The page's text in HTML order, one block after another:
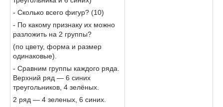
- Сколько всего фигур? (10)
- По какому признаку их можно
разложить на 2 группы?
(по цвету, форма и размер
одинаковые).
- Сравним группы каждого ряда.
Верхний ряд — 6 синих
треугольников, 4 зелёных.
2 ряд — 4 зеленых, 6 синих.